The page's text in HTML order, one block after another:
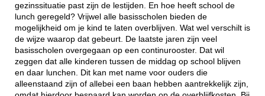
gezinssituatie past zijn de lestijden. En hoe heeft school de
lunch geregeld? Vrijwel alle basisscholen bieden de
mogelijkheid om je kind te laten overblijven. Wat wel verschilt is
de wijze waarop dat gebeurt. De laatste jaren zijn veel
basisscholen overgegaan op een continurooster. Dat wil
zeggen dat alle kinderen tussen de middag op school blijven
en daar lunchen. Dit kan met name voor ouders die
alleenstaand zijn of allebei een baan hebben aantrekkelijk zijn,